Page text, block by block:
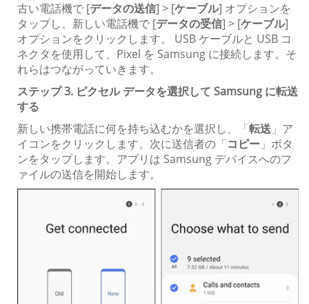
古い電話機で [データの送信] > [ケーブル] オプションを
タップし、新しい電話機で [データの受信] > [ケーブル]
オプションをクリックします。 USB ケーブルと USB コ
ネクタを使用して、Pixel を Samsung に接続します。そ
れらはつながっていきます。
ステップ 3. ピクセル データを選択して Samsung に転送
する
新しい携帯電話に何を持ち込むかを選択し、「転送 」ア
イコンをクリックします。次に送信者の「コピー 」ボタ
ンをタップします。アプリは Samsung デバイスへのフ
ァイルの送信を開始します。